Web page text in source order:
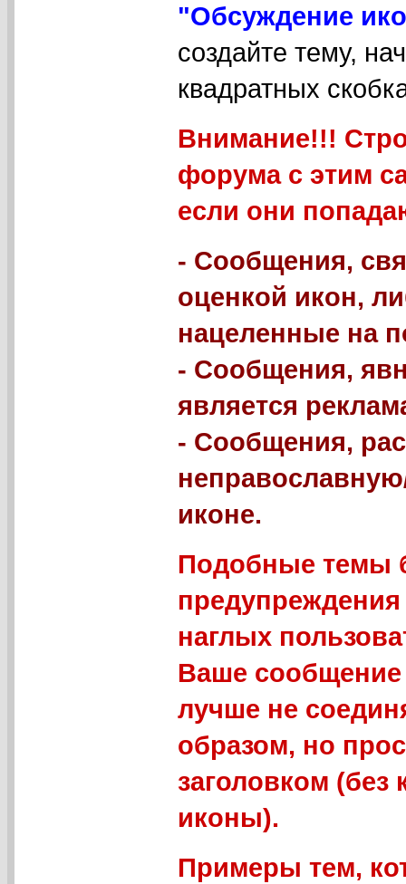
"Обсуждение
создайте тему,
квадратных
Внимание!!!
форума с этим
если они
- Сообщения,
оценкой икон,
нацеленные на
- Сообщения,
является
- Сообщения,
иконе.
Подобные темы
наглых
Ваше
лучше не
образом, но
заголовком (без
иконы).
Примеры тем,